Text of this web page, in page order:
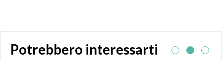
Potrebbero interessarti